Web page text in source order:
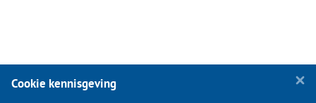
Cookie kennisgeving